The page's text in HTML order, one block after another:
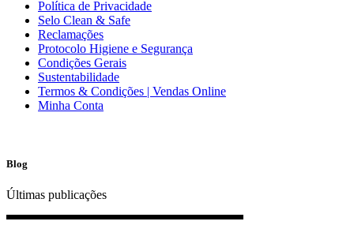
Política de Privacidade
Selo Clean & Safe
Reclamações
Protocolo Higiene e Segurança
Condições Gerais
Sustentabilidade
Termos & Condições | Vendas Online
Minha Conta
Blog
Últimas publicações